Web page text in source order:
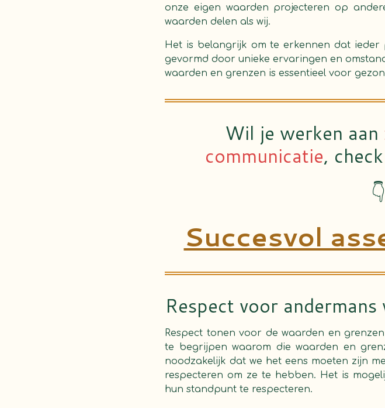
onze eigen waarden projecteren op
waarden delen als wij.
Het is belangrijk om te erkennen dat ieder
gevormd door unieke ervaringen en
waarden en grenzen is essentieel voor
Wil je werken aan
communicatie,
Succesvol
Respect voor
Respect tonen voor de waarden en
te begrijpen waarom die waarden en
noodzakelijk dat we het eens moeten zijn
respecteren om ze te hebben. Het is
hun standpunt te respecteren.